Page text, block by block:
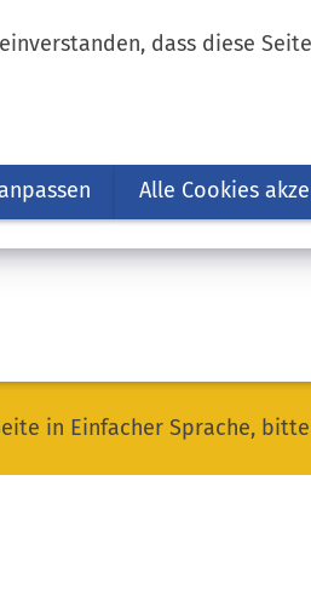
dass diese
Alle Cookies
in Einfacher Sprache,